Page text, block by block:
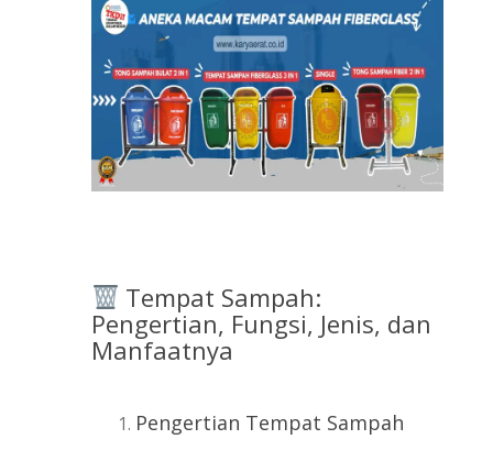
Tempat Sampah:
Pengertian, Fungsi, Jenis, dan
Manfaatnya
Pengertian Tempat Sampah